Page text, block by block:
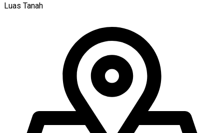
Luas Tanah